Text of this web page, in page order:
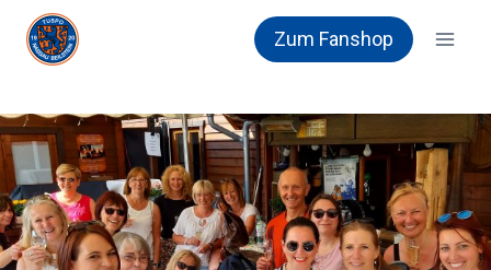
Zum
Inhalt
springen
Zum Fanshop